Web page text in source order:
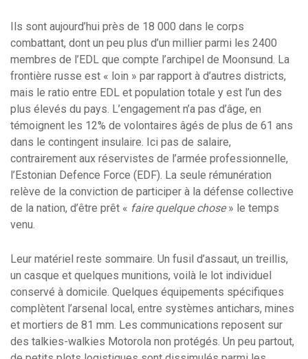
Ils sont aujourd’hui près de 18 000 dans le corps
combattant, dont un peu plus d’un millier parmi les 2400
membres de l’EDL que compte l’archipel de Moonsund. La
frontière russe est « loin » par rapport à d’autres districts,
mais le ratio entre EDL et population totale y est l’un des
plus élevés du pays. L’engagement n’a pas d’âge, en
témoignent les 12% de volontaires âgés de plus de 61 ans
dans le contingent insulaire. Ici pas de salaire,
contrairement aux réservistes de l’armée professionnelle,
l’Estonian Defence Force (EDF). La seule rémunération
relève de la conviction de participer à la défense collective
de la nation, d’être prêt « faire quelque chose» le temps
venu.
Leur matériel reste sommaire. Un fusil d’assaut, un treillis,
un casque et quelques munitions, voilà le lot individuel
conservé à domicile. Quelques équipements spécifiques
complètent l’arsenal local, entre systèmes antichars, mines
et mortiers de 81 mm. Les communications reposent sur
des talkies-walkies Motorola non protégés. Un peu partout,